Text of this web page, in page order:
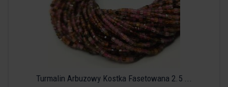
Turmalin Arbuzowy Kostka Fasetowana 2.5 ...